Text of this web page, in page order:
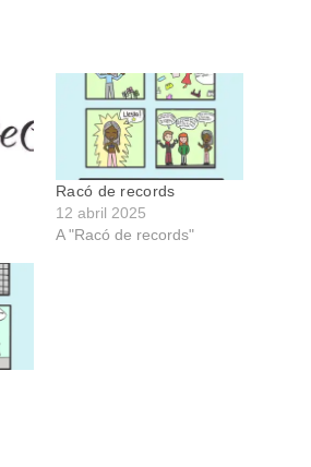
Racó de records
12 abril 2025
A "Racó de records"